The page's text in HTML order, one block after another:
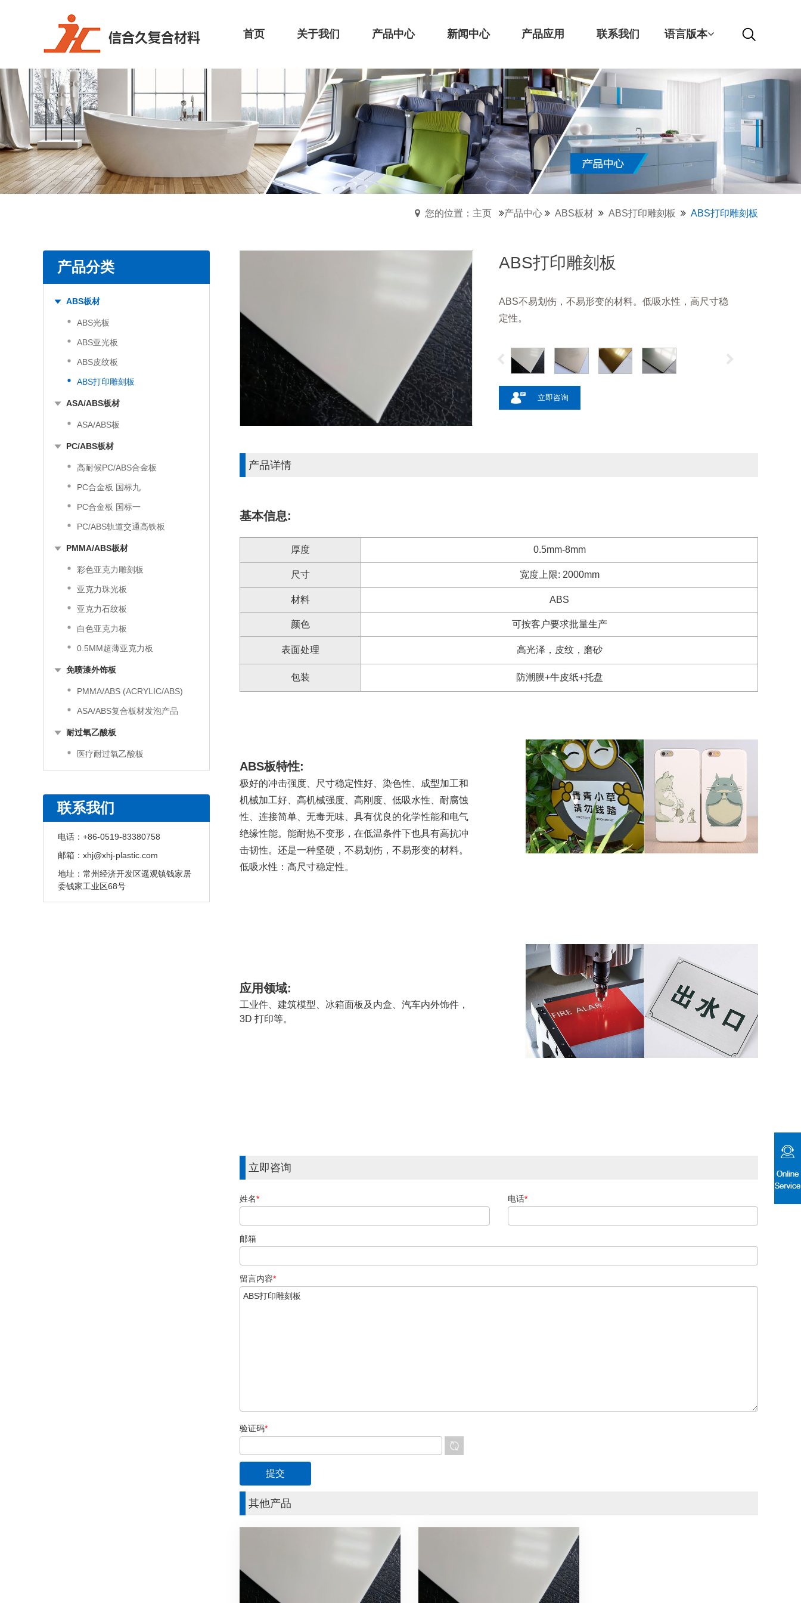
首页 关于我们 产品中心 新闻中心 产品应用 联系我们 语言版本
您的位置：主页 产品中心 ABS板材 ABS打印雕刻板 ABS打印雕刻板
产品分类
ABS板材
ABS光板
ABS亚光板
ABS皮纹板
ABS打印雕刻板
ASA/ABS板材
ASA/ABS板
PC/ABS板材
高耐候PC/ABS合金板
PC合金板 国标九
PC合金板 国标一
PC/ABS轨道交通高铁板
PMMA/ABS板材
彩色亚克力雕刻板
亚克力珠光板
亚克力石纹板
白色亚克力板
0.5MM超薄亚克力板
免喷漆外饰板
PMMA/ABS (ACRYLIC/ABS)
ASA/ABS复合板材发泡产品
耐过氧乙酸板
医疗耐过氧乙酸板
联系我们
电话： +86-0519-83380758
邮箱： xhj@xhj-plastic.com
地址： 常州经济开发区遥观镇钱家居
委钱家工业区68号
ABS打印雕刻板
ABS不易划伤，不易形变的材料。低吸水性，高尺寸稳
定性。
立即咨询
产品详情
基本信息:
厚度 0.5mm-8mm
尺寸 宽度上限: 2000mm
材料 ABS
颜色 可按客户要求批量生产
表面处理 高光泽，皮纹，磨砂
包装 防潮膜+牛皮纸+托盘
ABS板特性:
极好的冲击强度、尺寸稳定性好、染色性、成型加工和
机械加工好、高机械强度、高刚度、低吸水性、耐腐蚀
性、连接简单、无毒无味、具有优良的化学性能和电气
绝缘性能。能耐热不变形，在低温条件下也具有高抗冲
击韧性。还是一种坚硬，不易划伤，不易形变的材料。
低吸水性：高尺寸稳定性。
应用领域:
工业件、建筑模型、冰箱面板及内盒、汽车内外饰件，
3D 打印等。
立即咨询
姓名* 电话*
邮箱
留言内容*
验证码*
其他产品